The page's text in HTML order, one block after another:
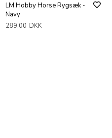
LM Hobby Horse Rygsæk -
Navy
289,00 DKK